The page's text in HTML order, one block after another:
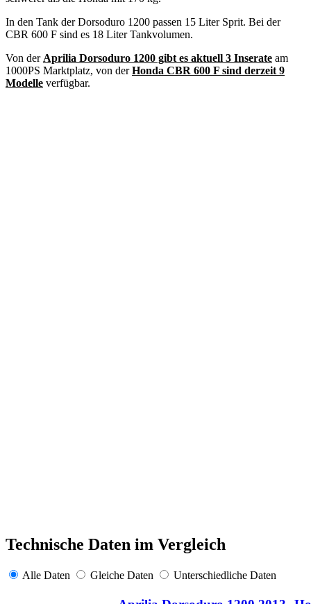
In den Tank der Dorsoduro 1200 passen 15 Liter Sprit. Bei der
CBR 600 F sind es 18 Liter Tankvolumen.
Von der Aprilia Dorsoduro 1200 gibt es aktuell 3 Inserate am
1000PS Marktplatz, von derHonda CBR 600 F sind derzeit 9
Modelle verfügbar.
Technische Daten im Vergleich
Alle Daten Gleiche Daten Unterschiedliche Daten